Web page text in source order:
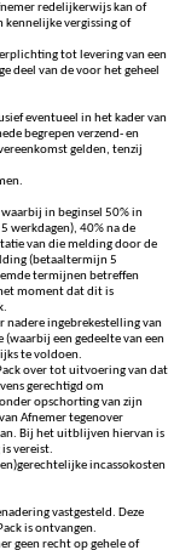
redelijkerwijs kan of
kennelijke vergissing of
tot levering van een
deel van de voor het geheel
eventueel in het kader van
begrepen verzend- en
gelden, tenzij
in beginsel 50% in
werkdagen), 40% na de
van die melding door de
(betaaltermijn 5
termijnen betreffen
moment dat dit is
nadere ingebrekestelling van
een gedeelte van een
te voldoen.
over tot uitvoering van dat
gerechtigd om
opschorting van zijn
Afnemer tegenover
Bij het uitblijven hiervan is
vereist.
incassokosten
vastgesteld. Deze
is ontvangen.
geen recht op gehele of